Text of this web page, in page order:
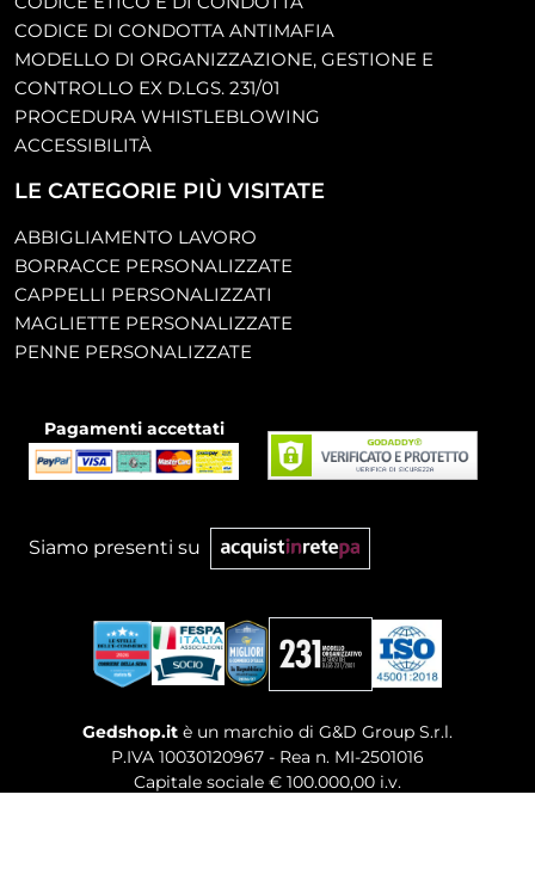
CODICE DI CONDOTTA ANTIMAFIA
MODELLO DI ORGANIZZAZIONE, GESTIONE E
CONTROLLO EX D.LGS. 231/01
PROCEDURA WHISTLEBLOWING
ACCESSIBILITÀ
LE CATEGORIE PIÙ VISITATE
ABBIGLIAMENTO LAVORO
BORRACCE PERSONALIZZATE
CAPPELLI PERSONALIZZATI
MAGLIETTE PERSONALIZZATE
PENNE PERSONALIZZATE
Pagamenti accettati
Siamo presenti su
Gedshop.it è un marchio di G&D Group S.r.l.
P.IVA 10030120967 - Rea n. MI-2501016
Capitale sociale € 100.000,00 i.v.